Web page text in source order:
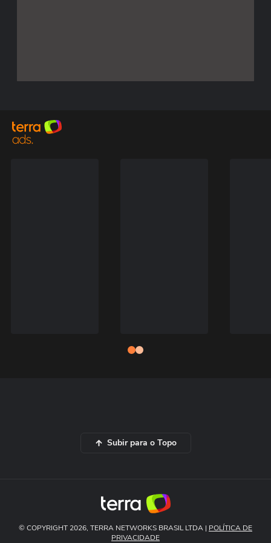
Subir para o Topo
© COPYRIGHT 2026, TERRA NETWORKS BRASIL LTDA | POLÍTICA DE
PRIVACIDADE